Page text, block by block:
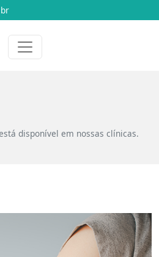
o início
disponível em nossas clínicas.